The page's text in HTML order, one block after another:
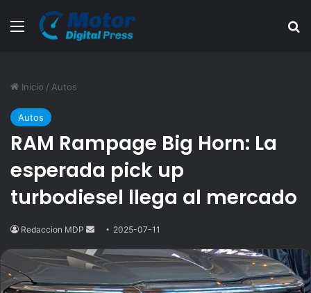
Menú
Inicio / Autos
Autos
RAM Rampage Big Horn: La
esperada pick up
turbodiesel llega al mercado
Redaccion MDP
Send
email
2025-07-11